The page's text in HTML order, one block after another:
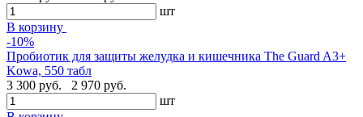
шт
В корзину
-10%
Пробиотик для защиты желудка и кишечника The Guard A3+
Kowa, 550 табл
3 300 руб.
2 970 руб.
шт